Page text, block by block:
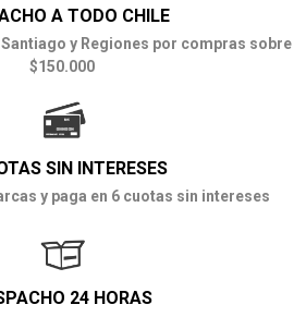
A TODO CHILE
y Regiones por compras sobre
$150.000
SIN INTERESES
y paga en 6 cuotas sin intereses
24 HORAS